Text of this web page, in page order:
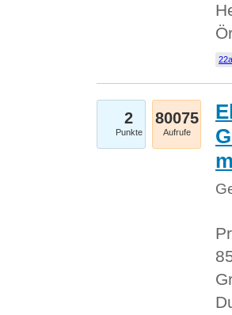
2
Punkte
80075
Aufrufe